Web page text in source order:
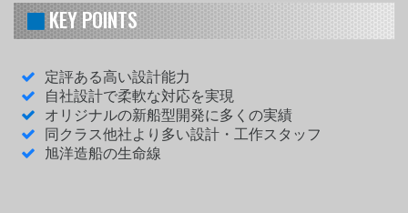
KEY POINTS
定評ある高い設計能力
自社設計で柔軟な対応を実現
オリジナルの新船型開発に多くの実績
同クラス他社より多い設計・工作スタッフ
旭洋造船の生命線